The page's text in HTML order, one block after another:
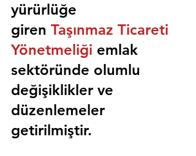
yürürlüğe
giren Taşınmaz Ticareti
Yönetmeliği emlak
sektöründe olumlu
değişiklikler ve
düzenlemeler
getirilmiştir.